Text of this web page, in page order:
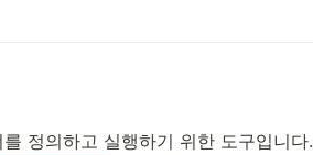
정의하고 실행하기 위한 도구입니다.